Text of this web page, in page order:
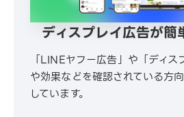
ディスプレイ広告が簡
「LINEヤフー広告」や「ディ
や効果などを確認されている方
しています。